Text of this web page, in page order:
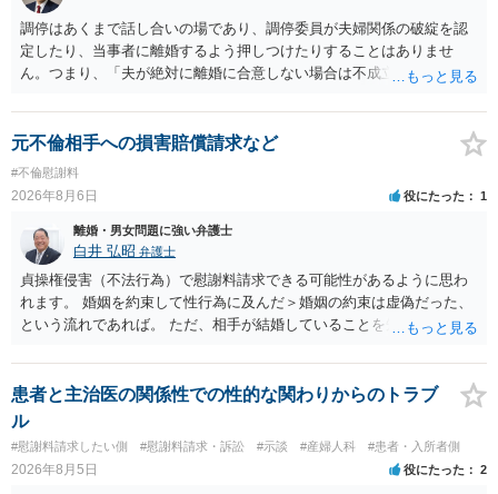
調停はあくまで話し合いの場であり、調停委員が夫婦関係の破綻を認
定したり、当事者に離婚するよう押しつけたりすることはありませ
ん。つまり、「夫が絶対に離婚に合意しない場合は不成立になり」、
きません。 調停段階での離婚成立を希望するなら、夫が離婚に前向き
になるような条件提示をする等、模索するほかありません（極端な話
をいえば、夫から「この条件なら離婚してもよい」として提示された
条件を全部丸呑みする、という方法しかないかもしれません）。た
だ、離婚訴訟をしたくないという考えを見透かされてしまうと、逆に
足下を見られてしまいますので、注意する必要があります。 夫が離婚
に抵抗する可能性が高いのであれば、むしろ淡々と調停不成立にして
離婚訴訟で離婚原因を主張し、判決へ持っていく方が近道であること
も少なくありません。見通し等を含め、弁護士へ相談・依頼した方が
よいと思います。
元不倫相手への損害賠償請求など
#不倫慰謝料
2026年8月6日 役にたった 1
離婚・男女問題に強い弁護士
白井 弘昭 弁護士
貞操権侵害（不法行為）で慰謝料請求できる可能性があるように思わ
れます。 婚姻を約束して性行為に及んだ＞婚姻の約束は虚偽だった、
という流れであれば。 ただ、相手が結婚していることを知って行為に
性も認められそうですので、あまり慰謝料は高額にならないように思
われます。 一度、最寄りの弁護士に相談してみてください。
患者と主治医の関係性での性的な関わりからのトラブ
ル
#慰謝料請求したい側 #慰謝料請求・訴訟 #示談 #産婦人科 #患者・入所者側
2026年8月5日 役にたった 2